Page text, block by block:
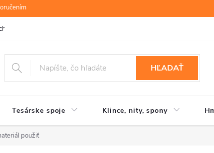
údajov
HĽADAŤ
Tesárske spoje Klince, nity, spony
použiť